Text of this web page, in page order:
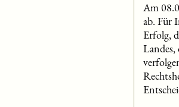
Am
ab. Für
Erfolg,